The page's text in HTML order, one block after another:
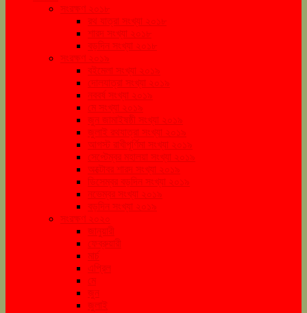
সংরক্ষণ ২০১৮
রথ যাত্রা সংখ্যা ২০১৮
শারদ সংখ্যা ২০১৮
বড়দিন সংখ্যা ২০১৮
সংরক্ষণ ২০১৯
বইমেলা সংখ্যা ২০১৯
দোলযাত্রা সংখ্যা ২০১৯
নববর্ষ সংখ্যা ২০১৯
মে সংখ্যা ২০১৯
জুন জামাইষষ্ঠী সংখ্যা ২০১৯
জুলাই রথযাত্রা সংখ্যা ২০১৯
আগস্ট রাখীপূর্ণিমা সংখ্যা ২০১৯
সেপ্টেম্বর মহালয়া সংখ্যা ২০১৯
অক্টোবর শারদ সংখ্যা ২০১৯
ডিসেম্বর বড়দিন সংখ্যা ২০১৯
নভেম্বর সংখ্যা ২০১৯
বড়দিন সংখ্যা ২০১৯
সংরক্ষণ ২০২০
জানুয়ারী
ফেব্রুয়ারী
মার্চ
এপ্রিল
মে
জুন
জুলাই